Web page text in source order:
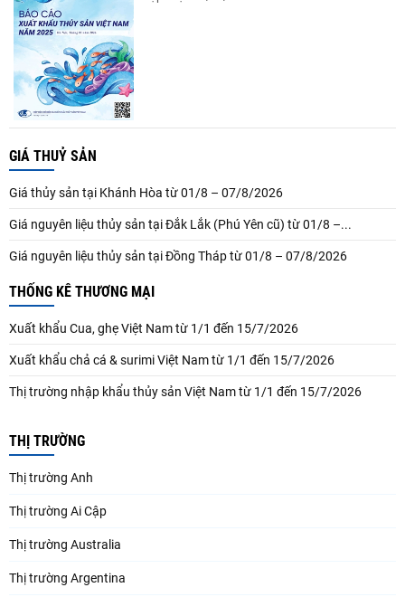
GIÁ THUỶ SẢN
Giá thủy sản tại Khánh Hòa từ 01/8 – 07/8/2026
Giá nguyên liệu thủy sản tại Đắk Lắk (Phú Yên cũ) từ 01/8 –...
Giá nguyên liệu thủy sản tại Đồng Tháp từ 01/8 – 07/8/2026
THỐNG KÊ THƯƠNG MẠI
Xuất khẩu Cua, ghẹ Việt Nam từ 1/1 đến 15/7/2026
Xuất khẩu chả cá & surimi Việt Nam từ 1/1 đến 15/7/2026
Thị trường nhập khẩu thủy sản Việt Nam từ 1/1 đến 15/7/2026
THỊ TRƯỜNG
Thị trường Anh
Thị trường Ai Cập
Thị trường Australia
Thị trường Argentina